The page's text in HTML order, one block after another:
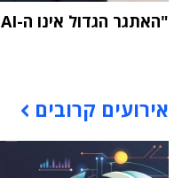
"האתגר הגדול אינו ה-AI אלא הטמעתה בארגון"
אירועים קרובים